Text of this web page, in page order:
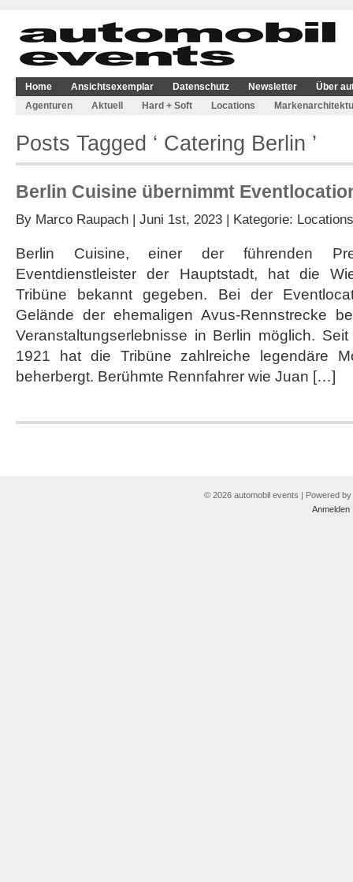
Home Ansichtsexemplar Datenschutz Newsletter
Über
Agenturen
Aktuell Hard + Soft Locations
Posts Tagged ‘ Catering Berlin ’
Berlin Cuisine übernimmt
By Marco Raupach | Juni 1st, 2023 | Kategorie: Locations
Berlin Cuisine, einer der führenden
Eventdienstleister der Hauptstadt, hat die
Tribüne bekannt gegeben. Bei der
Gelände der ehemaligen Avus-Rennstrecke
Veranstaltungserlebnisse in Berlin möglich.
1921 hat die Tribüne zahlreiche legendäre
beherbergt. Berühmte Rennfahrer wie Juan […]
© 2026 automobil events | Powered by
Anmelden|